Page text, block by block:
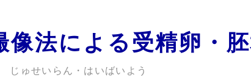
像法による受精卵・
じゅせいらん・はいばいよう